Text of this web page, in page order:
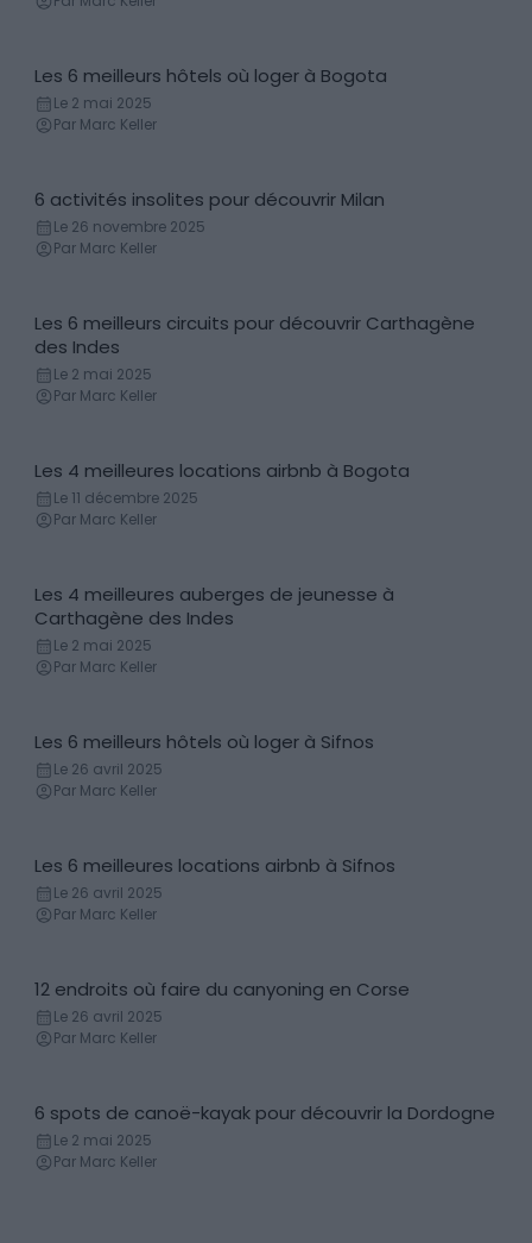
Hôtels
Les 6 meilleurs hôtels où loger à Bogota
Le 2 mai 2025
Par Marc Keller
Découvertes
6 activités insolites pour découvrir Milan
Le 26 novembre 2025
Par Marc Keller
Itinéraires
Les 6 meilleurs circuits pour découvrir Carthagène
des Indes
Le 2 mai 2025
Par Marc Keller
Locations de vacances
Les 4 meilleures locations airbnb à Bogota
Le 11 décembre 2025
Par Marc Keller
Auberges de jeunesse
Les 4 meilleures auberges de jeunesse à
Carthagène des Indes
Le 2 mai 2025
Par Marc Keller
Hôtels
Les 6 meilleurs hôtels où loger à Sifnos
Le 26 avril 2025
Par Marc Keller
Locations de vacances
Les 6 meilleures locations airbnb à Sifnos
Le 26 avril 2025
Par Marc Keller
Canyoning
12 endroits où faire du canyoning en Corse
Le 26 avril 2025
Par Marc Keller
Canoë - Kayak
6 spots de canoë-kayak pour découvrir la Dordogne
Le 2 mai 2025
Par Marc Keller